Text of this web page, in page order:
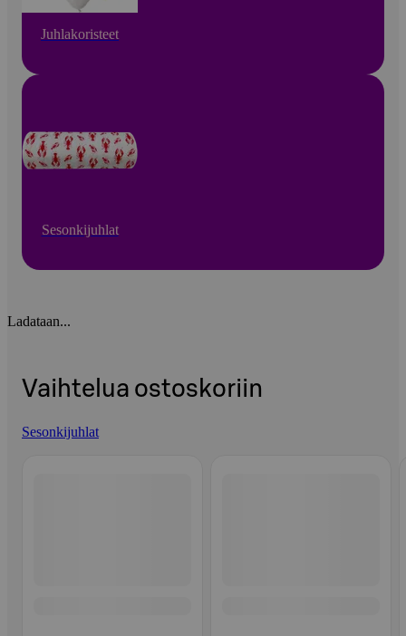
Juhlakoristeet
Sesonkijuhlat
Ladataan...
Vaihtelua ostoskoriin
Sesonkijuhlat